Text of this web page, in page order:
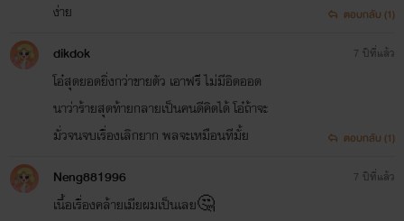
ง่าย
ตอบกลับ (1)
dikdok
โอ๋สุดยอดยิ่งกว่าขายตัว เอาฟรี ไม่มีอิดออด
นาว่าร้ายสุดท้ายกลายเป็นคนดีคิดได้ โอ๋ถ้าจะ
มั่วจนจบเรื่องเลิกยาก พลจะเหมือนทีมั้ย
7 ปีที่แล้ว
ตอบกลับ (1)
Neng881996
เนื้อเรื่องคล้ายเมียผมเป็นเลย🤔
7 ปีที่แล้ว